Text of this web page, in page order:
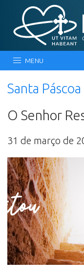
MENU
Santa Páscoa
O Senhor
31 de março de